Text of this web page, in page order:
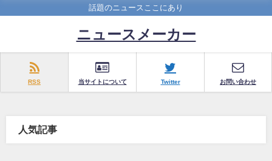
話題のニュースここにあり
ニュースメーカー
RSS 当サイトについて Twitter お問い合わせ
人気記事